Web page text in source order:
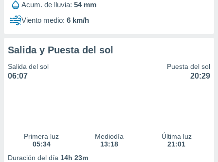
Acum. de lluvia: 54 mm
Viento medio: 6 km/h
Salida y Puesta del sol
Salida del sol
06:07
Puesta del sol
20:29
Primera luz
05:34
Mediodía
13:18
Última luz
21:01
Duración del día 14h 23m